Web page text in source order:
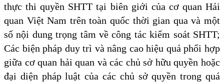
thực thi quyền SHTT tại biên giới của cơ quan Hải
quan Việt Nam trên toàn quốc thời gian qua và một
số nội dung trọng tâm về công tác kiểm soát SHTT;
Các biện pháp duy trì và nâng cao hiệu quả phối hợp
giữa cơ quan hải quan và các chủ sở hữu quyền hoặc
đại diện pháp luật của các chủ sở quyền trong quá